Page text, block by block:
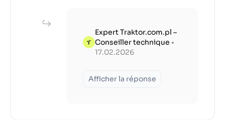
Expert Traktor.com.pl –
Conseiller technique •
17.02.2026
Afficher la réponse